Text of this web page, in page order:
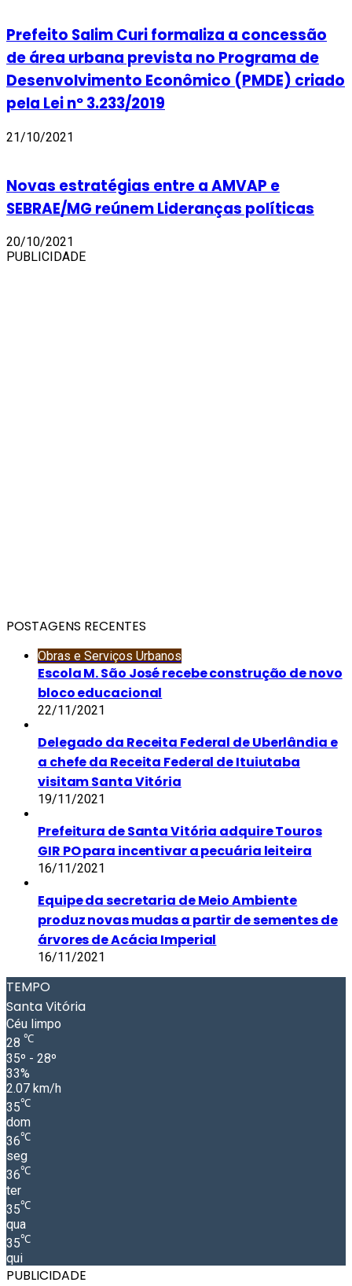
Prefeito Salim Curi formaliza a concessão
de área urbana prevista no Programa de
Desenvolvimento Econômico (PMDE) criado
pela Lei nº 3.233/2019
21/10/2021
Novas estratégias entre a AMVAP e
SEBRAE/MG reúnem Lideranças políticas
20/10/2021
PUBLICIDADE
POSTAGENS RECENTES
Obras e Serviços Urbanos
Escola M. São José recebe construção de novo
bloco educacional
22/11/2021
Delegado da Receita Federal de Uberlândia e
a chefe da Receita Federal de Ituiutaba
visitam Santa Vitória
19/11/2021
Prefeitura de Santa Vitória adquire Touros
GIR PO para incentivar a pecuária leiteira
16/11/2021
Equipe da secretaria de Meio Ambiente
produz novas mudas a partir de sementes de
árvores de Acácia Imperial
16/11/2021
TEMPO
Santa Vitória
Céu limpo
28 ℃
35º - 28º
33%
2.07 km/h
35℃
dom
36℃
seg
36℃
ter
35℃
qua
35℃
qui
PUBLICIDADE